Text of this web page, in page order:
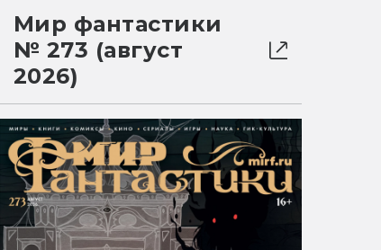
Мир фантастики
№ 273 (август
2026)